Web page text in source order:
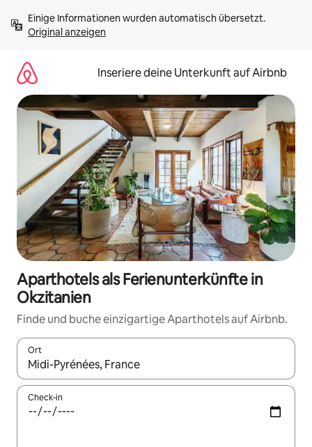
Inhalten
springenOriginal anzeigen
Inseriere deine Unterkunft auf Airbnb
Aparthotels als Ferienunterkünfte in
Okzitanien
Finde und buche einzigartige Aparthotels auf Airbnb.
Ort
Wenn Ergebnisse verfügbar sind, navigiere mit den
Check-in